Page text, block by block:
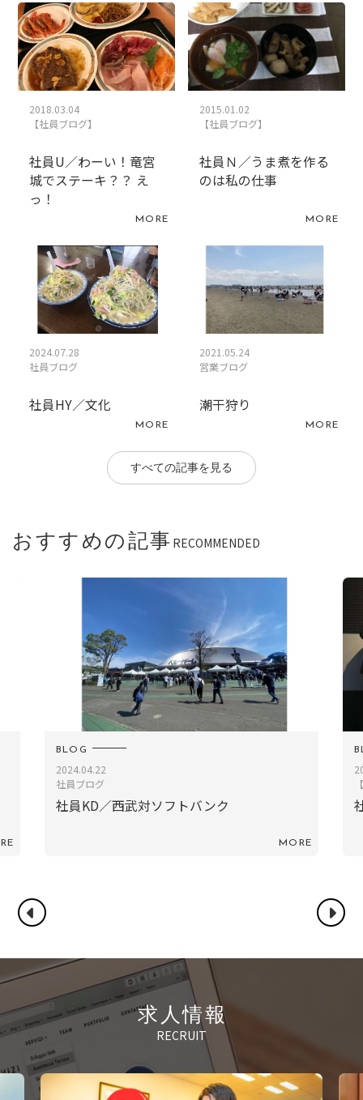
2018.03.04
【社員ブログ】
社員U／わーい！竜宮
城でステーキ？？ え
っ！
MORE
2015.01.02
【社員ブログ】
社員Ｎ／うま煮を作る
のは私の仕事
MORE
2024.07.28
社員ブログ
社員HY／文化
MORE
2021.05.24
営業ブログ
潮干狩り
MORE
すべての記事を見る
おすすめの記事 RECOMMENDED
BLOG
2024.04.22
社員ブログ
社員KD／西武対ソフトバンク
MORE
BLOG
【社員
社員
求人情報
RECRUIT